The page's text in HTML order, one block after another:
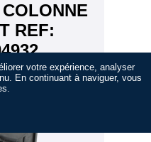
REF:
votre expérience, analyser
En continuant à naviguer, vous